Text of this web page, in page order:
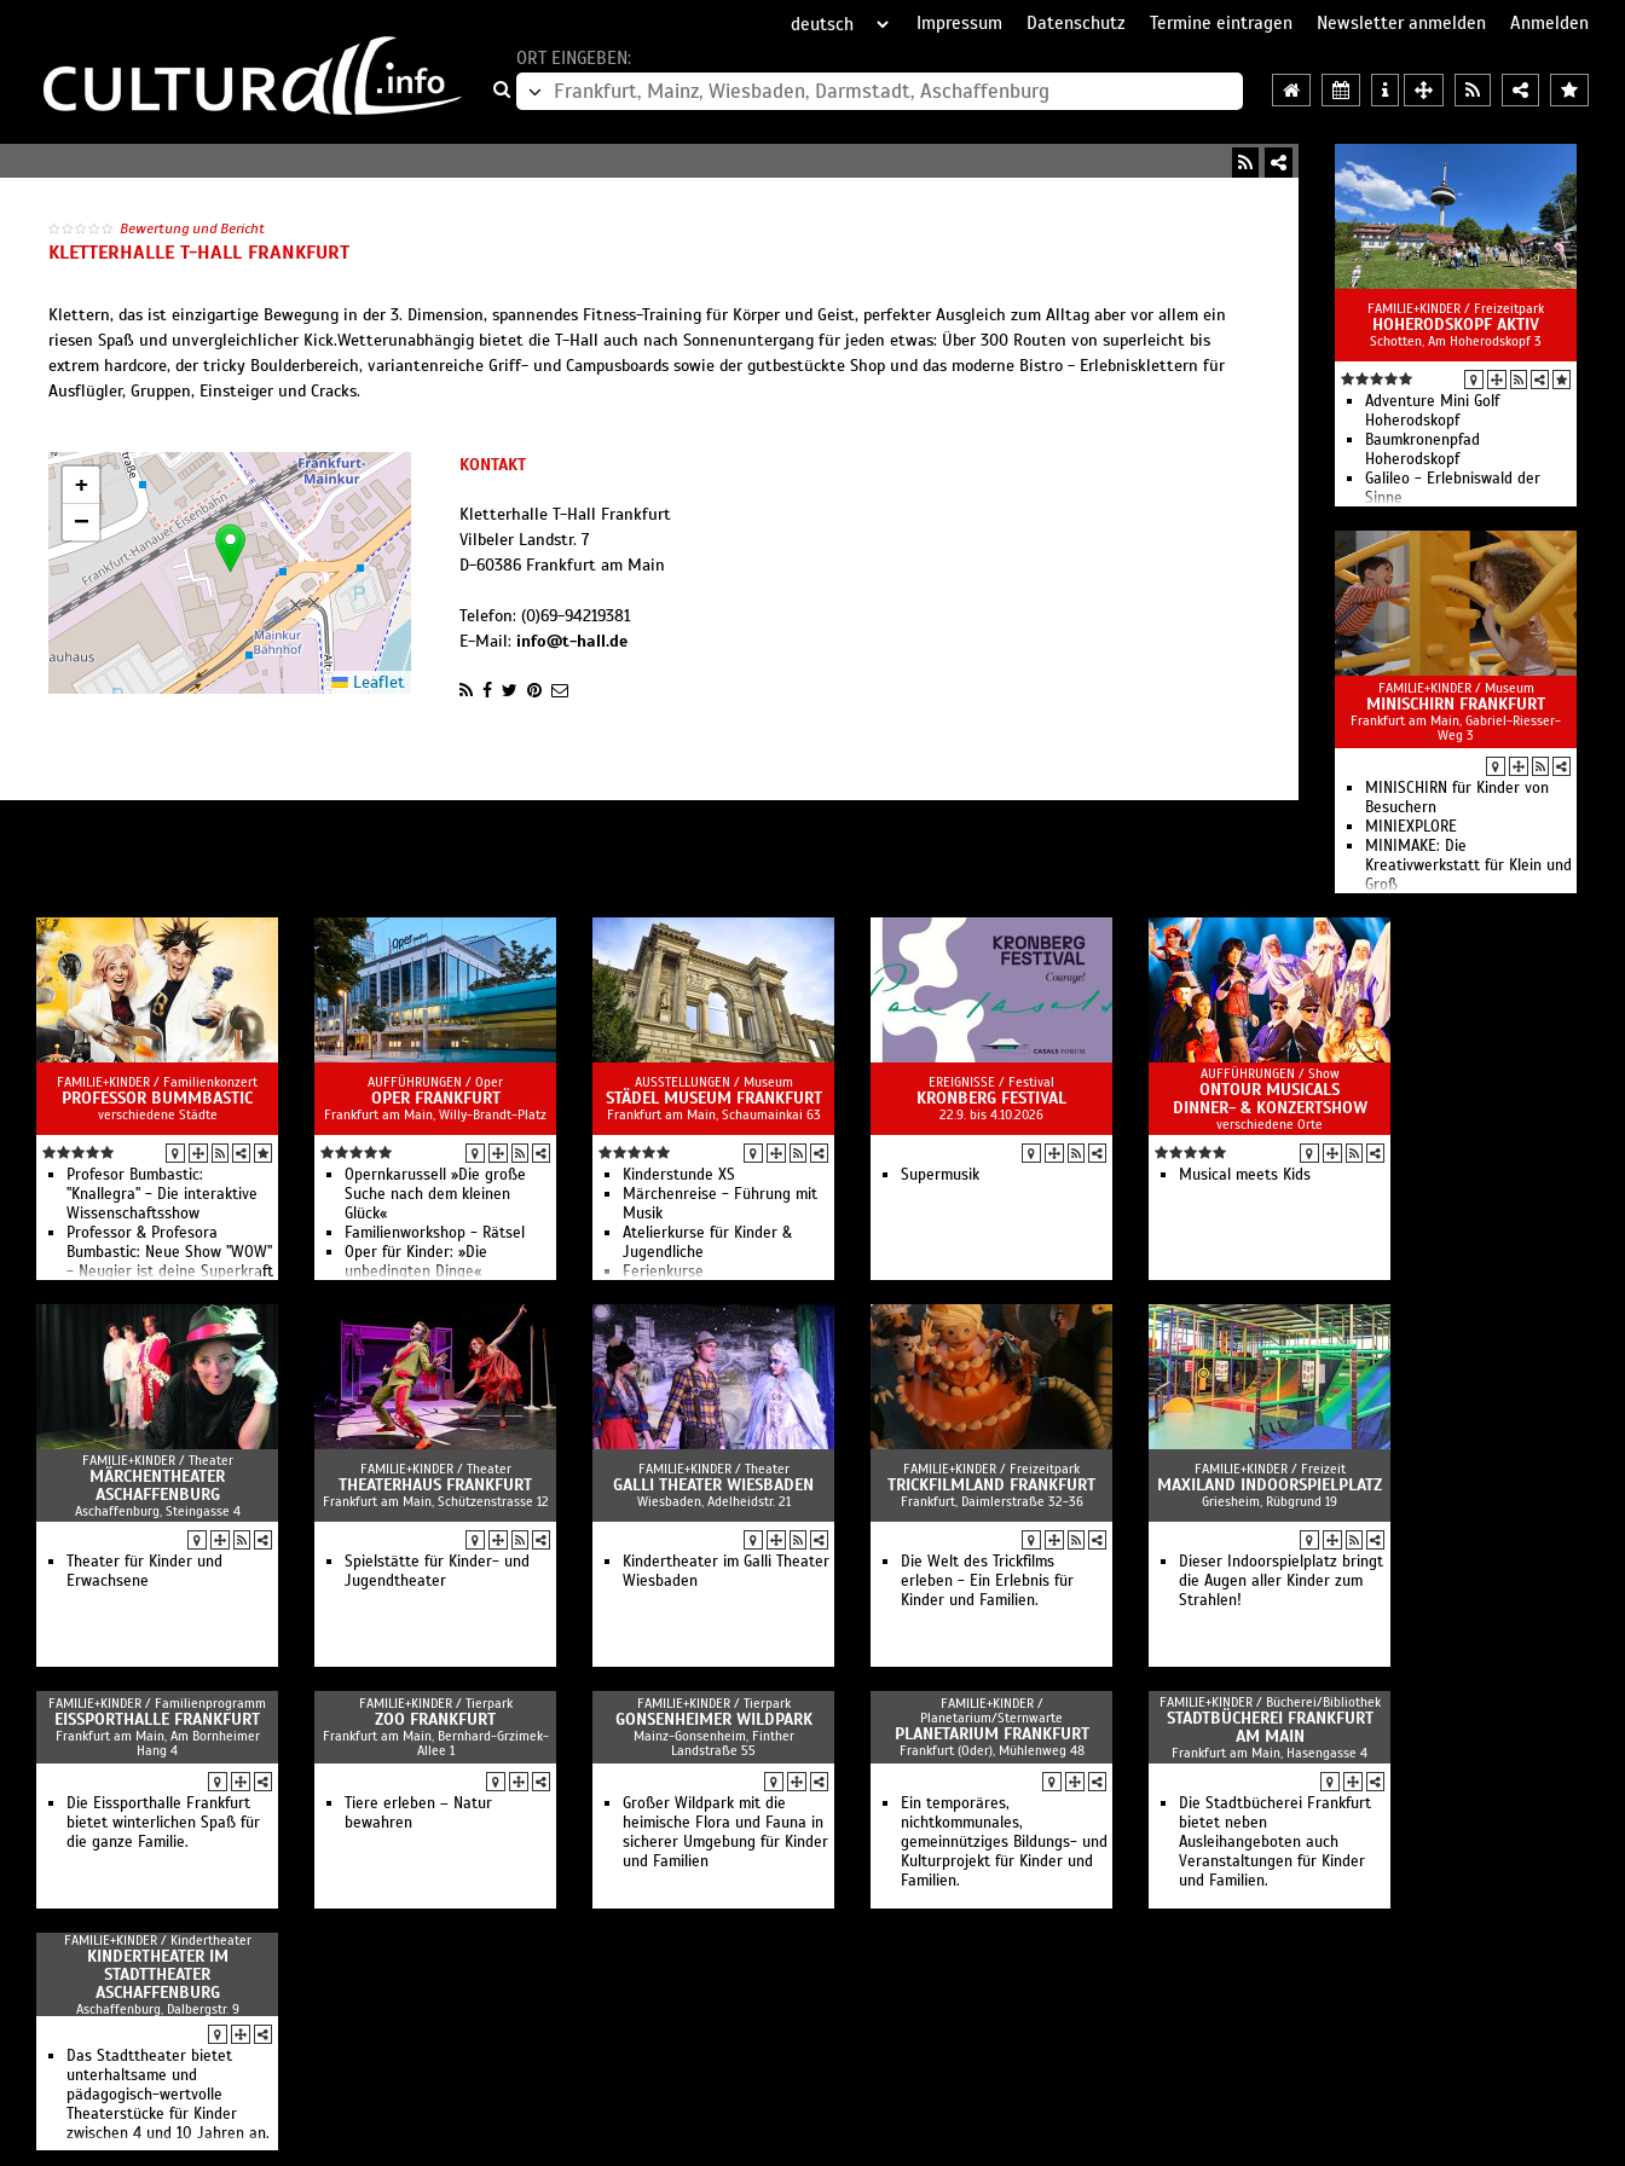
Impressum Datenschutz Termine eintragen Newsletter anmelden
Anmelden
ORT EINGEBEN:
Bewertung und Bericht
KLETTERHALLE T-HALL FRANKFURT
Klettern, das ist einzigartige Bewegung in der 3. Dimension, spannendes Fitness-Training für Körper und Geist, perfekter Ausgleich zum Alltag aber vor allem ein
riesen Spaß und unvergleichlicher Kick.Wetterunabhängig bietet die T-Hall auch nach Sonnenuntergang für jeden etwas: Über 300 Routen von superleicht bis
extrem hardcore, der tricky Boulder­bereich, variantenreiche Griff- und Campusboards sowie der gutbestückte Shop und das moderne Bistro - Erlebnisklettern für
Ausflügler, Gruppen, Einsteiger und Cracks.
+
−
Leaflet
KONTAKT
Kletterhalle T-Hall Frankfurt
Vilbeler Landstr. 7
D-60386 Frankfurt am Main
Telefon: (0)69-94219381
E-Mail: info@t-hall.de
FAMILIE+KINDER / Freizeitpark
HOHERODSKOPF AKTIV
Schotten, Am Hoherodskopf 3
Adventure Mini Golf
Hoherodskopf
Baumkronenpfad
Hoherodskopf
Galileo - Erlebniswald der
Sinne
Spaß & Abenteuer für die
ganze Familie
Kletterwald,
Sommerrodelbahn,
Baumkronenpfad, Adventure-
Golf und Erlebniswald
FAMILIE+KINDER / Museum
MINISCHIRN FRANKFURT
Frankfurt am Main, Gabriel-Riesser-
Weg 3
MINISCHIRN für Kinder von
Besuchern
MINIEXPLORE
MINIMAKE: Die
Kreativwerkstatt für Klein und
Groß
Formlabor
Familiennachmittag in der
MINISCHIRN
Angebote für Kinder und
Familien in der MINISCHIRN
der SCHIRN Kunsthalle
FAMILIE+KINDER / Familienkonzert
PROFESSOR BUMMBASTIC
verschiedene Städte
Profesor Bumbastic:
"Knallegra" - Die interaktive
Wissenschaftsshow
Professor & Profesora
Bumbastic: Neue Show "WOW"
- Neugier ist deine Superkraft
Wissenschaftsshow für Kinder
von 5-99 Jahren
AUFFÜHRUNGEN / Oper
OPER FRANKFURT
Frankfurt am Main, Willy-Brandt-Platz
Opernkarussell »Die große
Suche nach dem kleinen
Glück«
Familienworkshop - Rätsel
Oper für Kinder: »Die
unbedingten Dinge«
AUSSTELLUNGEN / Museum
STÄDEL MUSEUM FRANKFURT
Frankfurt am Main, Schaumainkai 63
Kinderstunde XS
Märchenreise - Führung mit
Musik
Atelierkurse für Kinder &
Jugendliche
Ferienkurse
Familienführung
KinderKunstKlub
EREIGNISSE / Festival
KRONBERG FESTIVAL
22.9. bis 4.10.2026
Supermusik
AUFFÜHRUNGEN / Show
ONTOUR MUSICALS
DINNER- & KONZERTSHOW
verschiedene Orte
Musical meets Kids
FAMILIE+KINDER / Theater
MÄRCHENTHEATER
ASCHAFFENBURG
Aschaffenburg, Steingasse 4
Theater für Kinder und
Erwachsene
FAMILIE+KINDER / Theater
THEATERHAUS FRANKFURT
Frankfurt am Main, Schützenstrasse 12
Spielstätte für Kinder- und
Jugendtheater
FAMILIE+KINDER / Theater
GALLI THEATER WIESBADEN
Wiesbaden, Adelheidstr. 21
Kindertheater im Galli Theater
Wiesbaden
FAMILIE+KINDER / Freizeitpark
TRICKFILMLAND FRANKFURT
Frankfurt, Daimlerstraße 32-36
Die Welt des Trickfilms
erleben - Ein Erlebnis für
Kinder und Familien.
FAMILIE+KINDER / Freizeit
MAXILAND INDOORSPIELPLATZ
Griesheim, Rübgrund 19
Dieser Indoorspielplatz bringt
die Augen aller Kinder zum
Strahlen!
FAMILIE+KINDER / Familienprogramm
EISSPORTHALLE FRANKFURT
Frankfurt am Main, Am Bornheimer
Hang 4
Die Eissporthalle Frankfurt
bietet winterlichen Spaß für
die ganze Familie.
FAMILIE+KINDER / Tierpark
ZOO FRANKFURT
Frankfurt am Main, Bernhard-Grzimek-
Allee 1
Tiere erleben – Natur
bewahren
FAMILIE+KINDER / Tierpark
GONSENHEIMER WILDPARK
Mainz-Gonsenheim, Finther
Landstraße 55
Großer Wildpark mit die
heimische Flora und Fauna in
sicherer Umgebung für Kinder
und Familien
FAMILIE+KINDER /
Planetarium/Sternwarte
PLANETARIUM FRANKFURT
Frankfurt (Oder), Mühlenweg 48
Ein temporäres,
nichtkommunales,
gemeinnütziges Bildungs- und
Kulturprojekt für Kinder und
Familien.
FAMILIE+KINDER / Bücherei/Bibliothek
STADTBÜCHEREI FRANKFURT
AM MAIN
Frankfurt am Main, Hasengasse 4
Die Stadtbücherei Frankfurt
bietet neben
Ausleihangeboten auch
Veranstaltungen für Kinder
und Familien.
FAMILIE+KINDER / Kindertheater
KINDERTHEATER IM
STADTTHEATER
ASCHAFFENBURG
Aschaffenburg, Dalbergstr. 9
Das Stadttheater bietet
unterhaltsame und
pädagogisch-wertvolle
Theaterstücke für Kinder
zwischen 4 und 10 Jahren an.